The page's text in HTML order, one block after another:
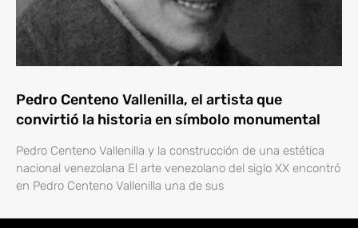
Pedro Centeno Vallenilla, el artista que
convirtió la historia en símbolo monumental
Pedro Centeno Vallenilla y la construcción de una estética
nacional venezolana El arte venezolano del siglo XX encontró
en Pedro Centeno Vallenilla una de sus